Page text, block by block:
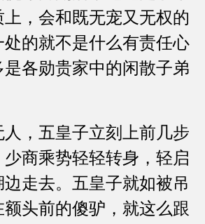
，会和既无宠又无权的
的就不是什么有责任心
各勋贵家中的闲散子弟
五皇子立刻上前几步
商乘势轻轻转身，轻启
走去。五皇子就如被吊
头前的傻驴，就这么跟